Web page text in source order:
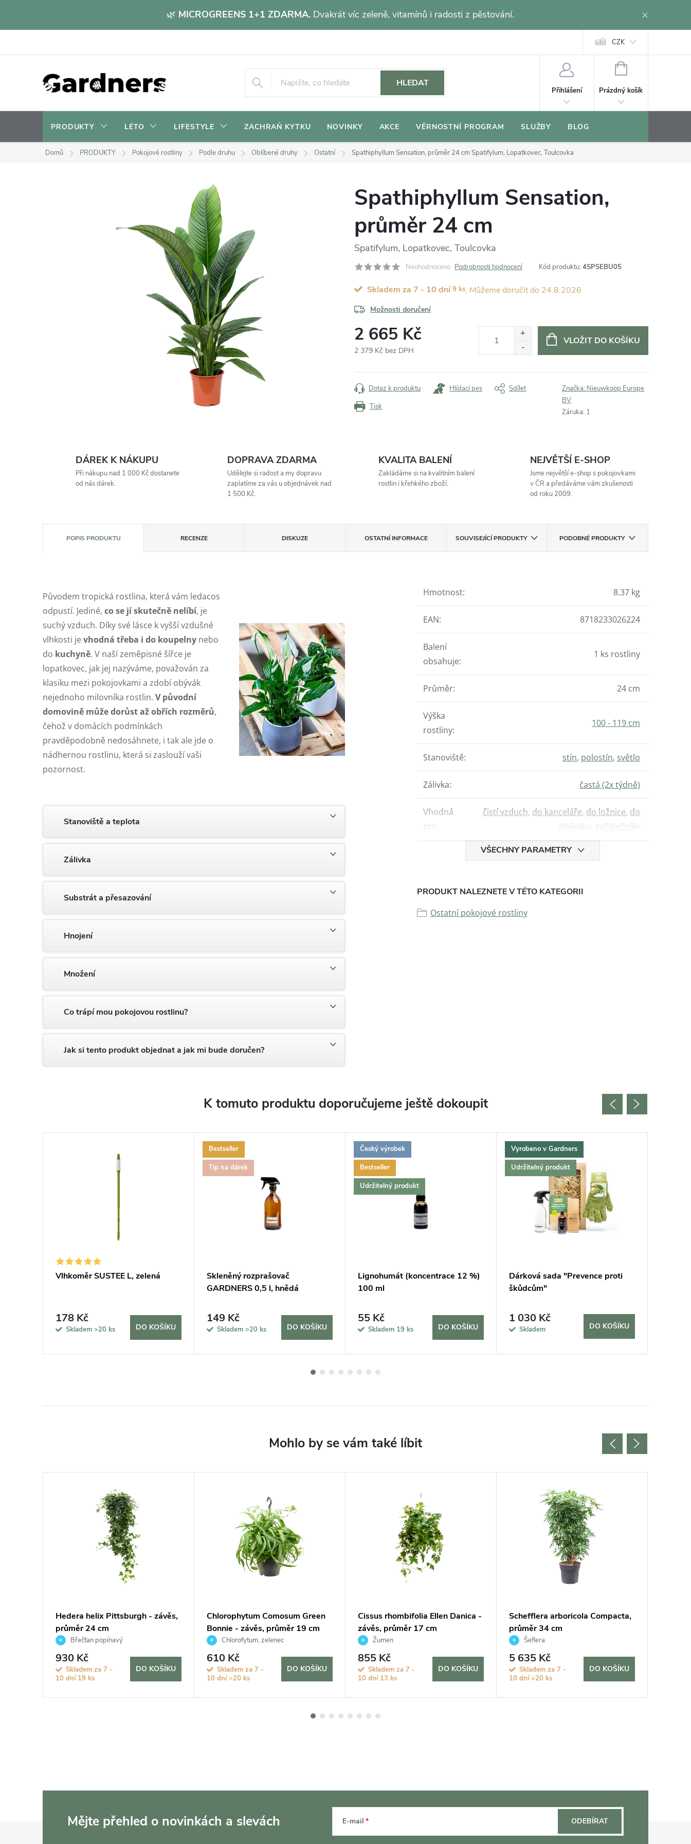
🌿 MICROGREENS 1+1 ZDARMA. Dvakrát víc zeleně, vitamínů i radosti z pěstování.
CZK
HLEDAT
Přihlášení
NÁKUPNÍ
Prázdný košík
PRODUKTY LÉTO LIFESTYLE ZACHRAŇ KYTKU NOVINKY AKCE VĚRNOSTNÍ PROGRAM SLUŽBY BLOG
Domů PRODUKTY Pokojové rostliny Podle druhu Oblíbené druhy Ostatní Spathiphyllum Sensation, průměr 24 cm Spatifylum, Lopatkovec, Toulcovka
Spathiphyllum Sensation,
průměr 24 cm
Spatifylum, Lopatkovec, Toulcovka
Neohodnoceno Podrobnosti hodnocení Kód produktu: 4SPSEBU05
Skladem za 7 - 10 dní 9 ks 24.8.2026
Možnosti doručení
2 665 Kč
2 379 Kč bez DPH
cena:
VLOŽIT DO KOŠÍKU
Tisk
Dotaz k produktu Hlídací pes Sdílet Značka: Nieuwkoop Europe
BV
Záruka: 1
DÁREK K NÁKUPU
Při nákupu nad 1 000 Kč dostanete
od nás dárek.
DOPRAVA ZDARMA
Udělejte si radost a my dopravu
zaplatíme za vás u objednávek nad
1 500 Kč.
KVALITA BALENÍ
Zakládáme si na kvalitním balení
rostlin i křehkého zboží.
NEJVĚTŠÍ E-SHOP
Jsme největší e-shop s pokojovkami
v ČR a předáváme vám zkušenosti
od roku 2009.
POPIS PRODUKTU RECENZE DISKUZE OSTATNÍ INFORMACE SOUVISEJÍCÍ PRODUKTY PODOBNÉ PRODUKTY
Původem tropická rostlina, která vám ledacos
odpustí. Jediné, co se jí skutečně nelíbí, je
suchý vzduch. Díky své lásce k vyšší vzdušné
vlhkosti jevhodná třeba i do koupelny nebo
do kuchyně. V naší zeměpisné šířce je
lopatkovec, jak jej nazýváme, považován za
klasiku mezi pokojovkami a zdobí obývák
nejednoho milovníka rostlin. V původní
domovině může dorůst až obřích rozměrů,
čehož v domácích podmínkách
pravděpodobně nedosáhnete, i tak ale jde o
nádhernou rostlinu, která si zaslouží vaši
pozornost.
Stanoviště a teplota
Zálivka
Substrát a přesazování
Hnojení
Množení
Co trápí mou pokojovou rostlinu?
Jak si tento produkt objednat a jak mi bude doručen?
Hmotnost: 8.37 kg
EAN: 8718233026224
Balení
obsahuje:
1 ks rostliny
Průměr: 24 cm
Výška
rostliny:
100 - 119 cm
Stanoviště: stín, polostín, světlo
Zálivka: častá (2x týdně)
Vhodná
pro:
čistí vzduch, do kanceláře, do ložnice, do
obýváku začátečníky
VŠECHNY PARAMETRY
PRODUKT NALEZNETE V TÉTO KATEGORII
Ostatní pokojové rostliny
K tomuto produktu doporučujeme ještě dokoupit
Vlhkoměr SUSTEE L, zelená
178 Kč
Skladem >20 ks DO KOŠÍKU
Bestseller
Tip na dárek
Skleněný rozprašovač
GARDNERS 0,5 l, hnědá
149 Kč
Skladem >20 ks DO KOŠÍKU
Český výrobek
Bestseller
Udržitelný produkt
Lignohumát (koncentrace 12 %)
100 ml
55 Kč
Skladem 19 ks DO KOŠÍKU
Vyrobeno v Gardners
Udržitelný produkt
Dárková sada "Prevence proti
škůdcům"
1 030 Kč
Skladem DO KOŠÍKU
Hedera helix Pittsburgh - závěs,
průměr 24 cm
Břečťan popínavý
930 Kč
Skladem za 7 -
10 dní 19 ks
DO KOŠÍKU
Chlorophytum Comosum Green
Bonnie - závěs, průměr 19 cm
Chlorofytum, zelenec
610 Kč
Skladem za 7 -
10 dní>20 ks
DO KOŠÍKU
Cissus rhombifolia Ellen Danica -
závěs, průměr 17 cm
Žumen
855 Kč
Skladem za 7 -
10 dní 13 ks
DO KOŠÍKU
Schefflera arboricola Compacta,
průměr 34 cm
Šeflera
5 635 Kč
Skladem za 7 -
10 dní>20 ks
DO KOŠÍKU
Mějte přehled o novinkách a slevách E-mail ODEBÍRAT